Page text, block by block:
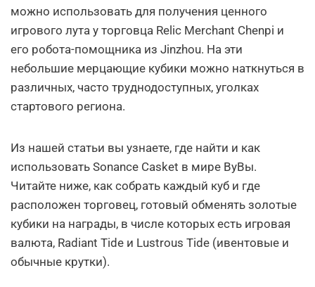
можно использовать для получения ценного
игрового лута у торговца Relic Merchant Chenpi и
его робота-помощника из Jinzhou. На эти
небольшие мерцающие кубики можно наткнуться в
различных, часто труднодоступных, уголках
стартового региона.
Из нашей статьи вы узнаете, где найти и как
использовать Sonance Casket в мире ВуВы.
Читайте ниже, как собрать каждый куб и где
расположен торговец, готовый обменять золотые
кубики на награды, в числе которых есть игровая
валюта, Radiant Tide и Lustrous Tide (ивентовые и
обычные крутки).